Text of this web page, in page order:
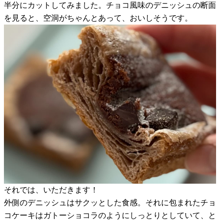
半分にカットしてみました。チョコ風味のデニッシュの断面
を見ると、空洞がちゃんとあって、おいしそうです。
それでは、いただきます！
外側のデニッシュはサクッとした食感。それに包まれたチョ
コケーキはガトーショコラのようにしっとりとしていて、と